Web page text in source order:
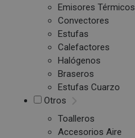
Emisores Térmicos
Convectores
Estufas
Calefactores
Halógenos
Braseros
Estufas Cuarzo
Otros
Toalleros
Accesorios Aire